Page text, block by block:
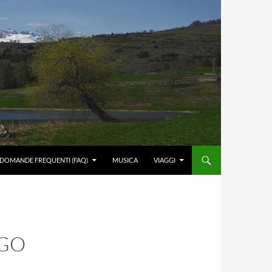
DOMANDE FREQUENTI (FAQ) MUSICA VIAGGI